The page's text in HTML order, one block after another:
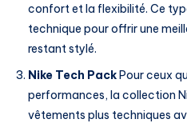
confort et la flexibilité. Ce
technique pour offrir une
restant stylé.
Nike Tech PackPour ceux
performances, la collection
vêtements plus techniques